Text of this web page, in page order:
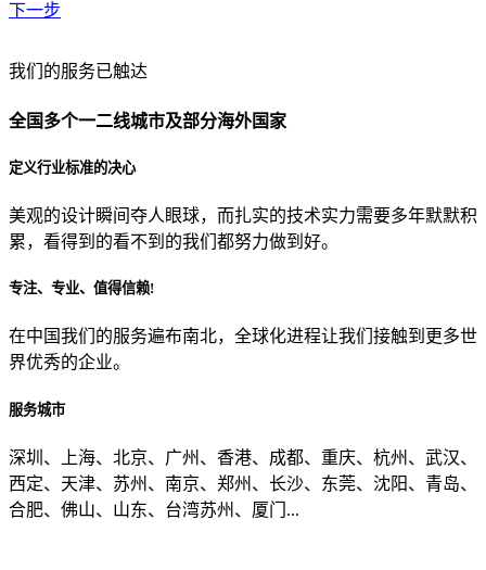
下一步
贵公司预算范围是？
贵公司的团队规模是？
目前主要的营销渠道是？
我们的服务已触达
全国多个一二线城市及部分海外国家
定义行业标准的决心
美观的设计瞬间夺人眼球，而扎实的技术实力需要多年默默积
累，看得到的看不到的我们都努力做到好。
专注、专业、值得信赖!
在中国我们的服务遍布南北，全球化进程让我们接触到更多世
界优秀的企业。
服务城市
深圳、上海、北京、广州、香港、成都、重庆、杭州、武汉、
西定、天津、苏州、南京、郑州、长沙、东莞、沈阳、青岛、
合肥、佛山、山东、台湾苏州、厦门...